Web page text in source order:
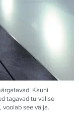
Kauni
tagavad turvalise
see välja.